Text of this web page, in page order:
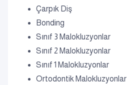
Çarpık Diş
Bonding
Sınıf 3 Malokluzyonlar
Sınıf 2 Malokluzyonlar
Sınıf 1 Malokluzyonlar
Ortodontik Malokluzyonlar